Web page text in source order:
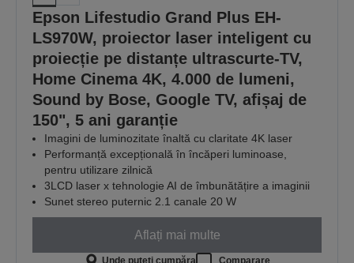
Epson Lifestudio Grand Plus EH-
LS970W, proiector laser inteligent cu
proiecție pe distanțe ultrascurte-TV,
Home Cinema 4K, 4.000 de lumeni,
Sound by Bose, Google TV, afișaj de
150", 5 ani garanție
Imagini de luminozitate înaltă cu claritate 4K laser
Performanță excepțională în încăperi luminoase,
pentru utilizare zilnică
3LCD laser x tehnologie AI de îmbunătățire a imaginii
Sunet stereo puternic 2.1 canale 20 W
Aflați mai multe
Unde puteți cumpăra Comparare